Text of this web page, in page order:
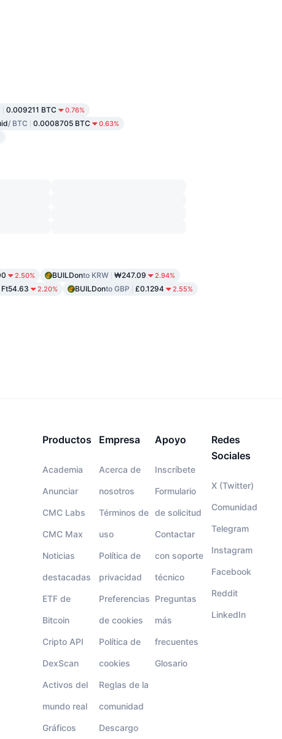
0.009211 BTC 0.76%
/ BTC 0.0008705 BTC 0.63%
2.50% BUILDonto KRW ₩247.09 2.94%
Ft54.63 2.20% BUILDonto GBP £0.1294 2.55%
Productos
Academia
Anunciar
CMC Labs
CMC Max
Noticias
destacadas
ETF de
Bitcoin
Cripto API
DexScan
Activos del
mundo real
Gráficos
Empresa
Acerca de
nosotros
Términos de
uso
Política de
privacidad
Preferencias
de cookies
Política de
cookies
Reglas de la
comunidad
Descargo
Apoyo
Inscríbete
Formulario
de solicitud
Contactar
con soporte
técnico
Preguntas
más
frecuentes
Glosario
Redes
Sociales
X (Twitter)
Comunidad
Telegram
Instagram
Facebook
Reddit
LinkedIn